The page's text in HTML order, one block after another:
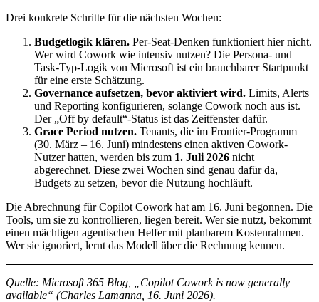
Drei konkrete Schritte für die nächsten Wochen:
Budgetlogik klären. Per-Seat-Denken funktioniert hier nicht.
Wer wird Cowork wie intensiv nutzen? Die Persona- und
Task-Typ-Logik von Microsoft ist ein brauchbarer Startpunkt
für eine erste Schätzung.
Governance aufsetzen, bevor aktiviert wird. Limits, Alerts
und Reporting konfigurieren, solange Cowork noch aus ist.
Der „Off by default“-Status ist das Zeitfenster dafür.
Grace Period nutzen. Tenants, die im Frontier-Programm
(30. März – 16. Juni) mindestens einen aktiven Cowork-
Nutzer hatten, werden bis zum 1. Juli 2026 nicht
abgerechnet. Diese zwei Wochen sind genau dafür da,
Budgets zu setzen, bevor die Nutzung hochläuft.
Die Abrechnung für Copilot Cowork hat am 16. Juni begonnen. Die
Tools, um sie zu kontrollieren, liegen bereit. Wer sie nutzt, bekommt
einen mächtigen agentischen Helfer mit planbarem Kostenrahmen.
Wer sie ignoriert, lernt das Modell über die Rechnung kennen.
Quelle: Microsoft 365 Blog, „Copilot Cowork is now generally
available“ (Charles Lamanna, 16. Juni 2026).